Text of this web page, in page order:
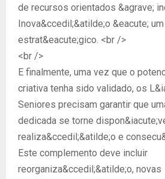
de recursos orientados &agrave;
Inova&ccedil;&atilde;o &eacute;
estrat&eacute;gico. <br />
<br />
E finalmente, uma vez que o
criativa tenha sido validado, os
Seniores precisam garantir que
dedicada se torne
realiza&ccedil;&atilde;o e
Este complemento deve incluir
reorganiza&ccedil;&atilde;o, novas